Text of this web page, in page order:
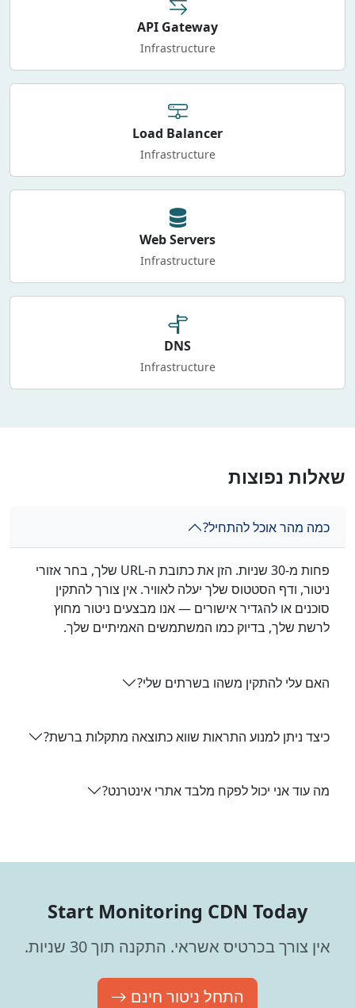
API Gateway
Infrastructure
Load Balancer
Infrastructure
Web Servers
Infrastructure
DNS
Infrastructure
שאלות נפוצות
כמה מהר אוכל להתחיל?
פחות מ-30 שניות. הזן את כתובת ה-URL שלך, בחר אזורי
ניטור, ודף הסטטוס שלך יעלה לאוויר. אין צורך להתקין
סוכנים או להגדיר אישורים — אנו מבצעים ניטור מחוץ
לרשת שלך, בדיוק כמו המשתמשים האמיתיים שלך.
האם עלי להתקין משהו בשרתים שלי?
כיצד ניתן למנוע התראות שווא כתוצאה מתקלות ברשת?
מה עוד אני יכול לפקח מלבד אתרי אינטרנט?
Start Monitoring CDN Today
אין צורך בכרטיס אשראי. התקנה תוך 30 שניות.
התחל ניטור חינם